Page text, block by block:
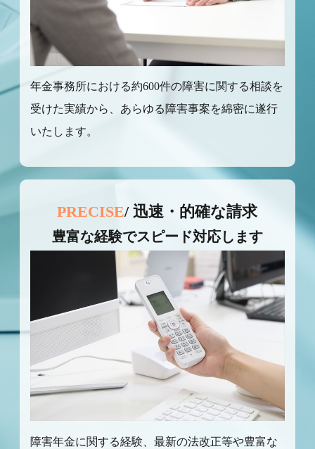
年金事務所における約600件の障害に関する相談を
受けた実績から、あらゆる障害事案を綿密に遂行
いたします。
PRECISE/ 迅速・的確な請求
豊富な経験でスピード対応します
障害年金に関する経験、最新の法改正等や豊富な